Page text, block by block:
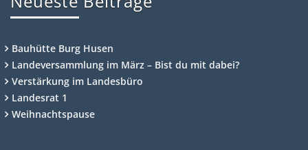
Bauhütte Burg Husen
Landeversammlung im März – Bist du mit dabei?
Verstärkung im Landesbüro
Landesrat 1
Weihnachtspause